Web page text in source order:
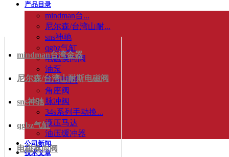
产品目录
mindman台...
尼尔森/台湾山耐...
sns神驰
qgbz气缸
电磁换向阀
油泵
高压球阀
角座阀
脉冲阀
34s系列手动换...
液压马达
油压缓冲器
公司新闻
技术文章
mindman台湾金器
尼尔森/台湾山耐斯电磁阀
sns神驰
qgbz气缸
电磁换向阀